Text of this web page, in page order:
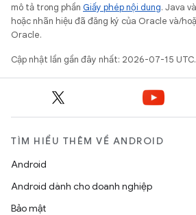
mô tả trong phần Giấy phép nội dung. Java
hoặc nhãn hiệu đã đăng ký của Oracle và/
Oracle.
Cập nhật lần gần đây nhất: 2026-07-15 UTC.
TÌM HIỂU THÊM VỀ ANDROID
Android
Android dành cho doanh nghiệp
Bảo mật